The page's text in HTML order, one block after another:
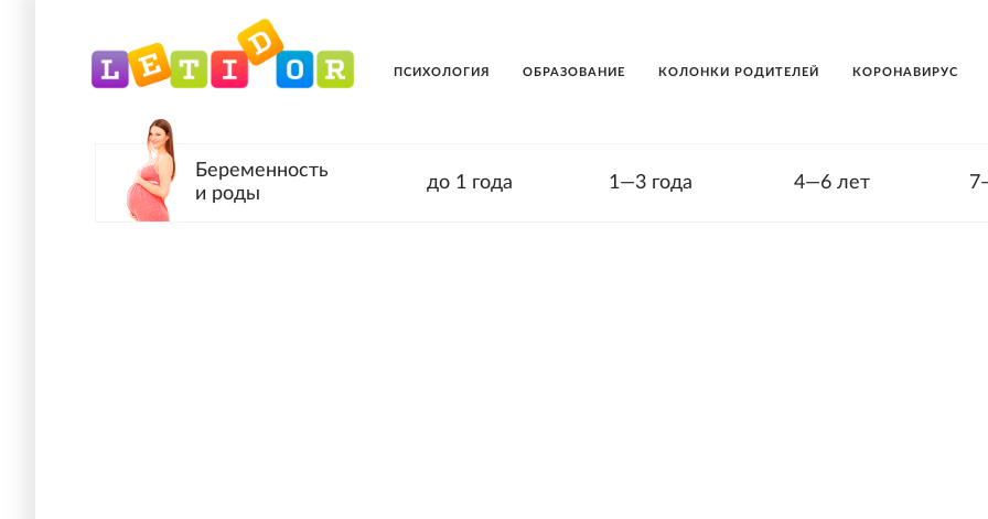
ПСИХОЛОГИЯ ОБРАЗОВАНИЕ КОЛОНКИ РОДИТЕЛЕЙ КОРОНАВИРУС
Беременность
и роды
до 1 года 1—3 года 4—6 лет